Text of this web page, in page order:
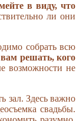
в виду, что
ли они
собрать всю
решать, кого
возможности не
зал. Здесь важно
свадьбы.